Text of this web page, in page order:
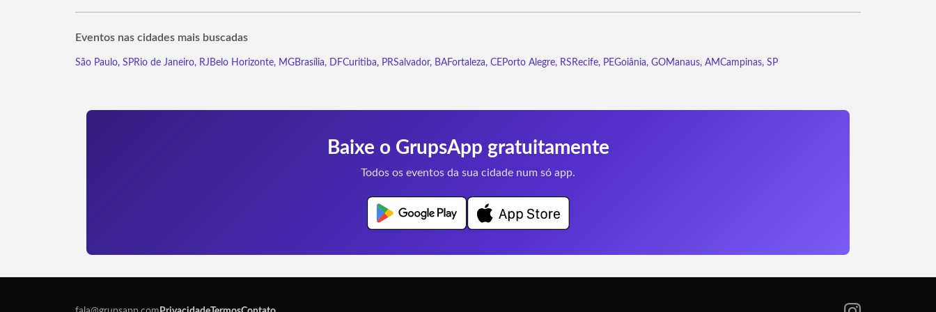
Eventos nas cidades mais buscadas
São Paulo, SPRio de Janeiro, RJ Belo Horizonte, MGBrasília, DFCuritiba, PRSalvador, BAFortaleza, CEPorto Alegre, RS Recife, PEGoiânia, GOManaus, AMCampinas, SP
Baixe o GrupsApp gratuitamente
Todos os eventos da sua cidade num só app.